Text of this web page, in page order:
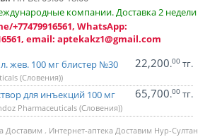
компании. Доставка 2 недели
+77479916561, WhatsApp:
email: aptekakz1@gmail.com
жев. 100 мг блистер №30
(Словения))
22,200.00 тг.
для инъекций 100 мг
Pharmaceuticals (Словения))
65,700.00 тг.
Доставим
Интернет-аптека Доставим Нур-Султан